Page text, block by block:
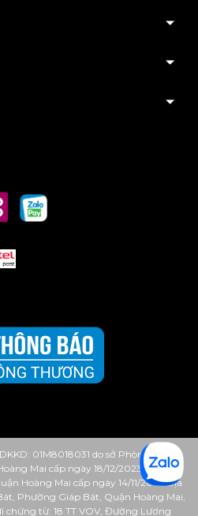
01M8018031 do sở Phòng Tài
Mai cấp ngày 18/12/2023. MST:
Hoàng Mai cấp ngày 14/11/2013. Địa
Phường Giáp Bát, Quận Hoàng Mai,
chứng từ: 18 TT VOV, Đường Lương